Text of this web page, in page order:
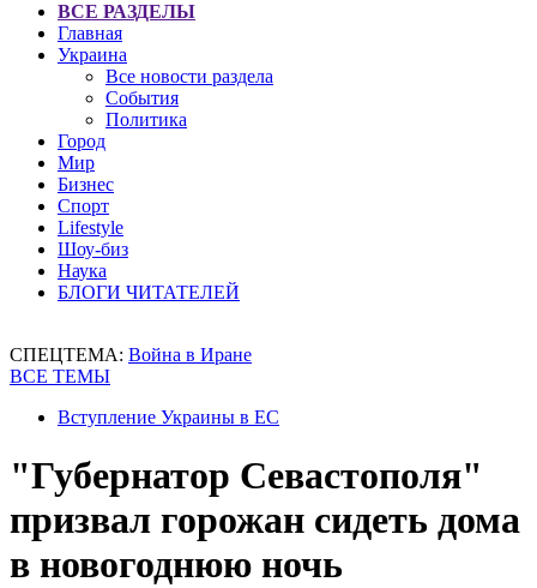
ВСЕ РАЗДЕЛЫ
Главная
Украина
Все новости раздела
События
Политика
Город
Мир
Бизнес
Спорт
Lifestyle
Шоу-биз
Наука
БЛОГИ ЧИТАТЕЛЕЙ
СПЕЦТЕМА: Война в Иране
ВСЕ ТЕМЫ
Вступление Украины в ЕС
"Губернатор Севастополя"
призвал горожан сидеть дома
в новогоднюю ночь